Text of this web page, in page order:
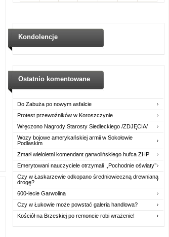
Kondolencje
Ostatnio komentowane
Do Zabuża po nowym asfalcie
Protest przewoźników w Koroszczynie
Wręczono Nagrody Starosty Siedleckiego /ZDJĘCIA/
Wozy bojowe amerykańskiej armii w Sokołowie
Podlaskim
Zmarł wieloletni komendant garwolińskiego hufca ZHP
Emerytowani nauczyciele otrzymali ,,Pochodnie oświaty’’
Czy w Łaskarzewie odkopano średniowieczną drewnianą
drogę?
600-lecie Garwolina
Czy w Łukowie może powstać galeria handlowa?
Kościół na Brzeskiej po remoncie robi wrażenie!